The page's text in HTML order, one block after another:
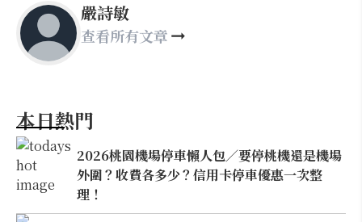
嚴詩敏
查看所有文章
本日熱門
2026桃園機場停車懶人包／要停桃機還是機場
外圍？收費各多少？信用卡停車優惠一次整
理！